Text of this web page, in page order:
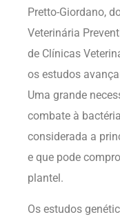
Pretto-Giordano,
Veterinária
de Clínicas
os estudos
Uma grande
combate à bactéria
considerada a
e que pode
plantel.
Os estudos